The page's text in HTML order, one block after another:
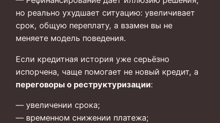
но реально ухудшает ситуацию: увеличивает
срок, общую переплату, а взамен вы не
меняете модель поведения.
Если кредитная история уже серьёзно
испорчена, чаще помогает не новый кредит, а
переговоры о реструктуризации:
— увеличении срока;
— временном снижении платежа;